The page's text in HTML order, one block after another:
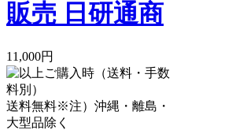
11,000円
送料無料※注）沖縄・離島・
大型品除く